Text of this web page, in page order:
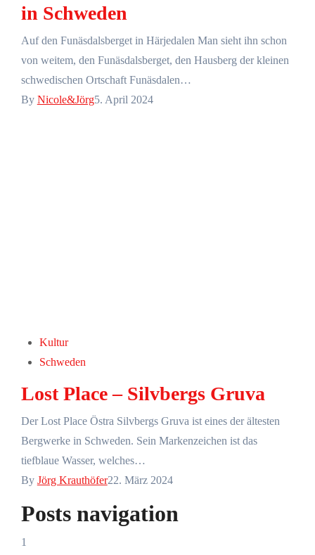
in Schweden
Auf den Funäsdalsberget in Härjedalen Man sieht ihn schon
von weitem, den Funäsdalsberget, den Hausberg der kleinen
schwedischen Ortschaft Funäsdalen…
By Nicole&Jörg5. April 2024
Kultur
Schweden
Lost Place – Silvbergs Gruva
Der Lost Place Östra Silvbergs Gruva ist eines der ältesten
Bergwerke in Schweden. Sein Markenzeichen ist das
tiefblaue Wasser, welches…
By Jörg Krauthöfer22. März 2024
Posts navigation
1